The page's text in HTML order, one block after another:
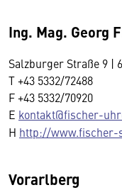
Ing. Mag. Georg
Salzburger Straße 9 |
T +43 5332/72488
F +43 5332/70920
E kontakt@fischer-
H http://www.fischer-
Vorarlberg